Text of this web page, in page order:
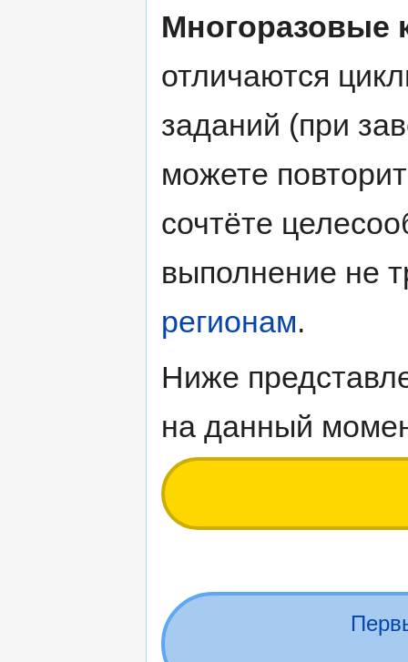
Многоразовые
отличаются
заданий (при
можете
сочтёте
выполнение не
регионам.
Ниже
на данный